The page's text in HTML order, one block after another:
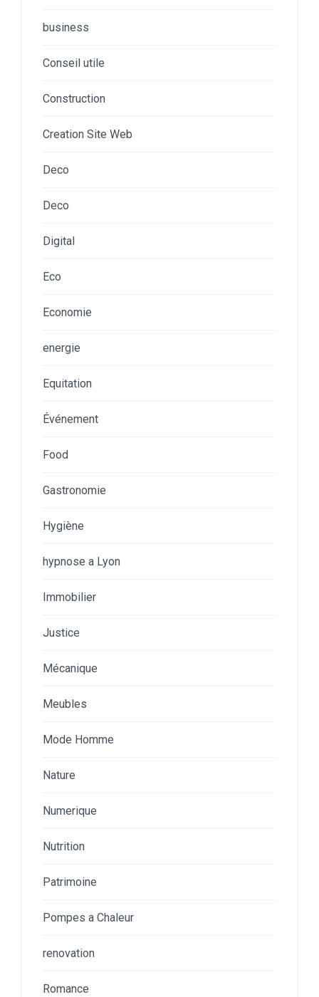
business
Conseil utile
Construction
Creation Site Web
Deco
Deco
Digital
Eco
Economie
energie
Equitation
Événement
Food
Gastronomie
Hygiène
hypnose a Lyon
Immobilier
Justice
Mécanique
Meubles
Mode Homme
Nature
Numerique
Nutrition
Patrimoine
Pompes a Chaleur
renovation
Romance